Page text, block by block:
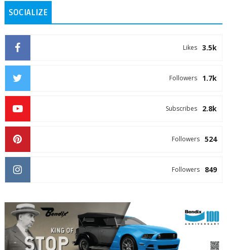
SOCIALIZE
3.5k
Likes
1.7k
Followers
2.8k
Subscribes
524
Followers
849
Followers